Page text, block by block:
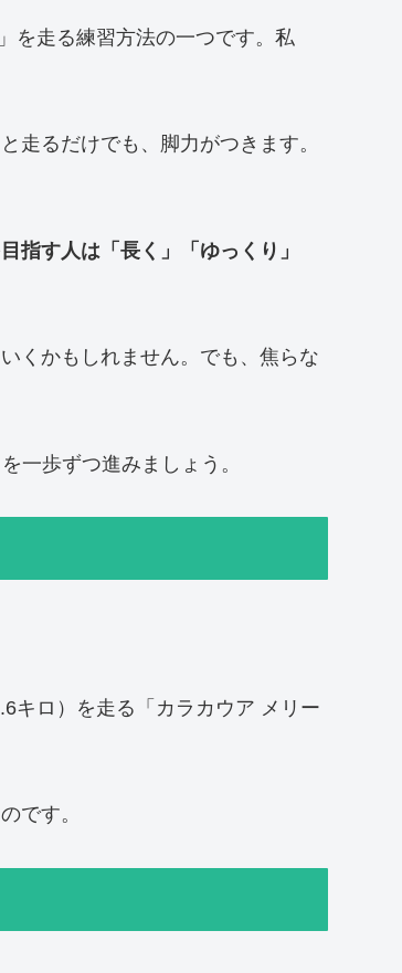
を走る練習方法の一つです。私
走るだけでも、脚力がつきます。
指す人は「長く」「ゆっくり」
くかもしれません。でも、焦らな
一歩ずつ進みましょう。
キロ）を走る「カラカウア メリー
です。